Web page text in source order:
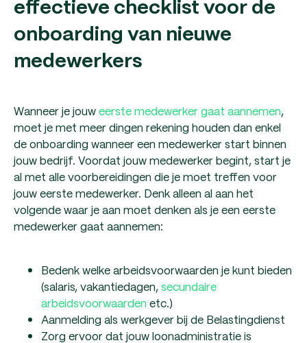
effectieve checklist voor de
onboarding van nieuwe
medewerkers
Wanneer je jouweerste medewerker gaat aannemen,
moet je met meer dingen rekening houden dan enkel
de onboarding wanneer een medewerker start binnen
jouw bedrijf. Voordat jouw medewerker begint, start je
al met alle voorbereidingen die je moet treffen voor
jouw eerste medewerker. Denk alleen al aan het
volgende waar je aan moet denken als je een eerste
medewerker gaat aannemen:
Bedenk welke arbeidsvoorwaarden je kunt bieden
(salaris, vakantiedagen,secundaire
arbeidsvoorwaarden etc.)
Aanmelding als werkgever bij de Belastingdienst
Zorg ervoor dat jouw loonadministratie is